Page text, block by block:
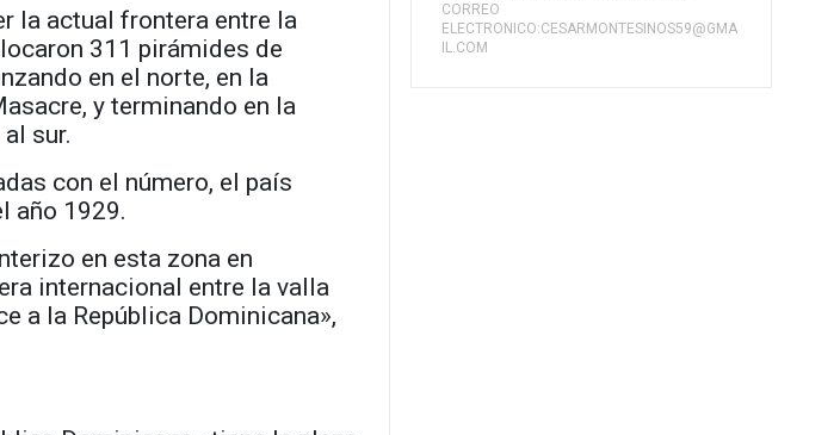
la actual frontera entre la
311 pirámides de
en el norte, en la
y terminando en la
sur.
con el número, el país
año 1929.
en esta zona en
internacional entre la valla
a la República Dominicana»,
CORREO
ELECTRONICO:CESARMONTESINOS59@GMA
IL.COM